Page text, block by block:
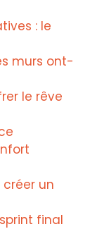
: le
murs ont-
le rêve
créer un
final